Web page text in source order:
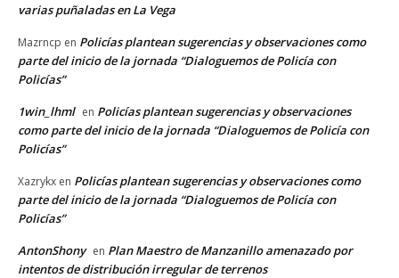
varias puñaladas en La Vega
Mazrncp en Policías plantean sugerencias y observaciones como
parte del inicio de la jornada “Dialoguemos de Policía con
Policías”
1win_lhml en Policías plantean sugerencias y observaciones
como parte del inicio de la jornada “Dialoguemos de Policía con
Policías”
Xazrykx en Policías plantean sugerencias y observaciones como
parte del inicio de la jornada “Dialoguemos de Policía con
Policías”
AntonShony en Plan Maestro de Manzanillo amenazado por
intentos de distribución irregular de terrenos